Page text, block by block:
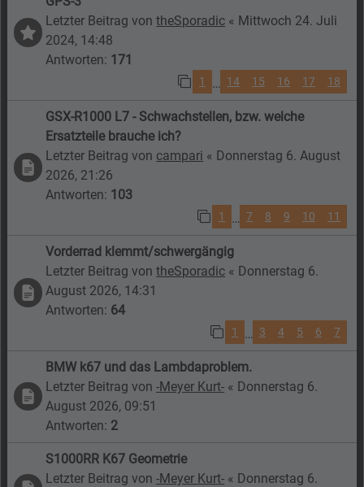
Letzter Beitrag vontheSporadic « Mittwoch 24. Juli
2024, 14:48
Antworten: 171
1 … 14 15 16 17 18
GSX-R1000 L7 - Schwachstellen, bzw. welche
Ersatzteile brauche ich?
Letzter Beitrag von campari « Donnerstag 6. August
2026, 21:26
Antworten: 103
1 … 7 8 9 10 11
Vorderrad klemmt/schwergängig
Letzter Beitrag vontheSporadic « Donnerstag 6.
August 2026, 14:31
Antworten: 64
1 … 3 4 5 6 7
BMW k67 und das Lambdaproblem.
Letzter Beitrag von-Meyer Kurt- « Donnerstag 6.
August 2026, 09:51
Antworten: 2
S1000RR K67 Geometrie
Letzter Beitrag von-Meyer Kurt- « Donnerstag 6.